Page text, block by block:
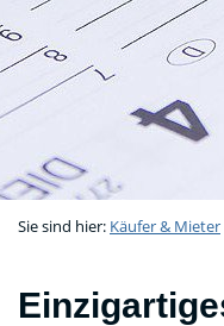
Sie sind hier: Käufer & Mieter